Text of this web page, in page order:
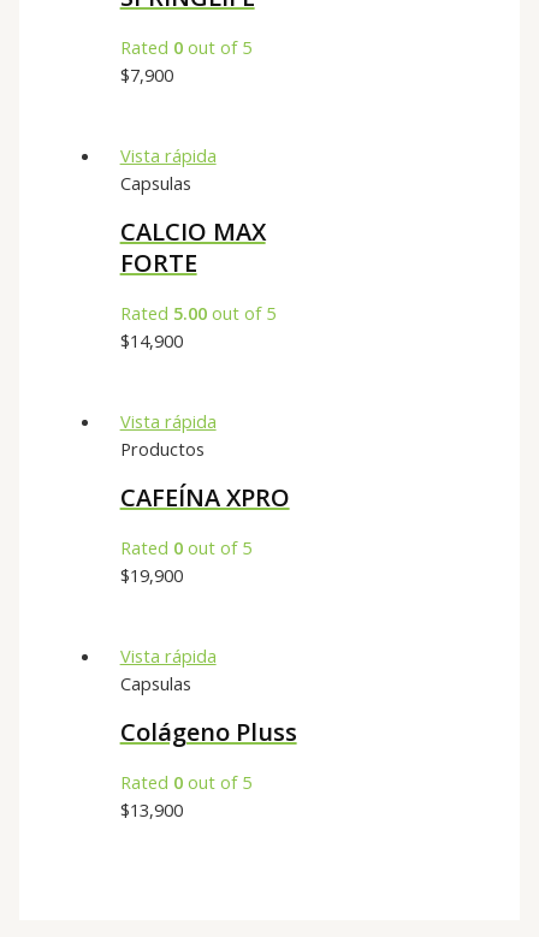
Rated 0out of 5
$7,900
Vista rápida
Capsulas
CALCIO MAX
FORTE
Rated 5.00out of 5
$14,900
Vista rápida
Productos
CAFEÍNA XPRO
Rated 0out of 5
$19,900
Vista rápida
Capsulas
Colágeno Pluss
Rated 0out of 5
$13,900